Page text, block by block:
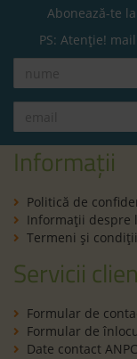
Abonează-te
PS: Atenție!
Informații
Politică de
Informaţii despre
Termeni şi condiţii
Servicii
Formular de
Formular de
Date contact ANPC